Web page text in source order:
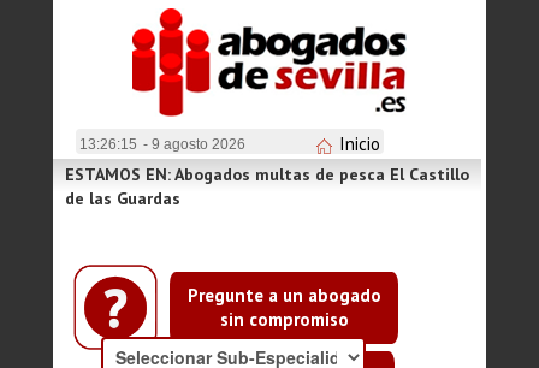
13:26:15 - 9 agosto 2026 Inicio
Pregunte a un abogado
sin compromiso
ESTAMOS EN: Abogados multas de pesca El Castillo
de las Guardas